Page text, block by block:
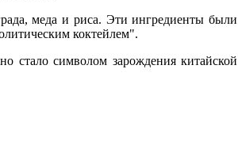
меда и риса. Эти ингредиенты были
коктейлем".
стало символом зарождения китайской